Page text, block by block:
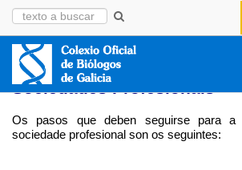
Sociedades Profesionais
Os pasos que deben seguirse para a
sociedade profesional son os seguintes: